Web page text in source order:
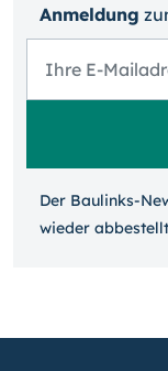
Anmeldung
Der Baulinks-
wieder